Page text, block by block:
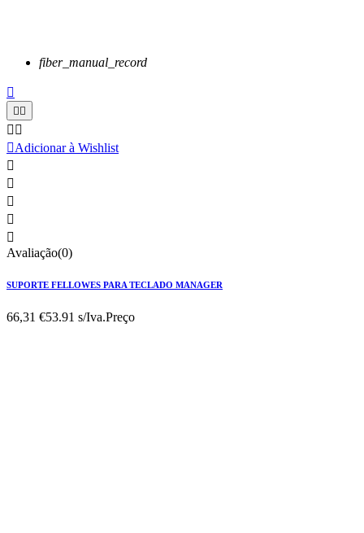
fiber_manual_record


 
Adicionar à Wishlist





Avaliação(0)
SUPORTE FELLOWES PARA TECLADO MANAGER
66,31 €53.91 s/Iva.Preço